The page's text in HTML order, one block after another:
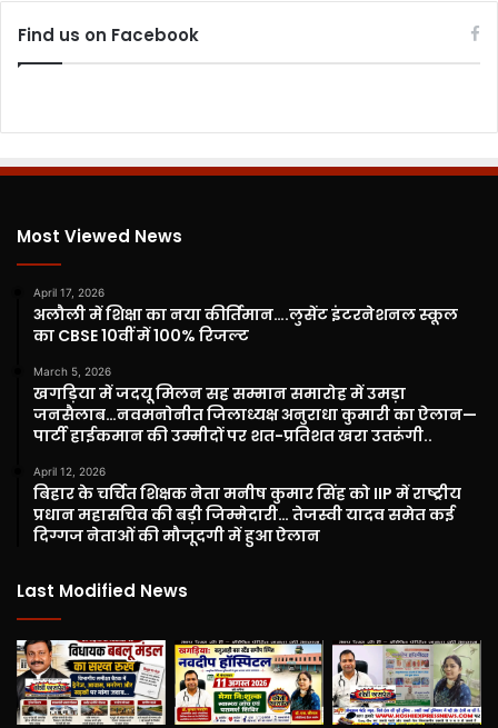
Find us on Facebook
Most Viewed News
April 17, 2026
अलौली में शिक्षा का नया कीर्तिमान….लुसेंट इंटरनेशनल स्कूल
का CBSE 10वीं में 100% रिजल्ट
March 5, 2026
खगड़िया में जदयू मिलन सह सम्मान समारोह में उमड़ा
जनसैलाब…नवमनोनीत जिलाध्यक्ष अनुराधा कुमारी का ऐलान—
पार्टी हाईकमान की उम्मीदों पर शत-प्रतिशत खरा उतरूंगी..
April 12, 2026
बिहार के चर्चित शिक्षक नेता मनीष कुमार सिंह को IIP में राष्ट्रीय
प्रधान महासचिव की बड़ी जिम्मेदारी… तेजस्वी यादव समेत कई
दिग्गज नेताओं की मौजूदगी में हुआ ऐलान
Last Modified News